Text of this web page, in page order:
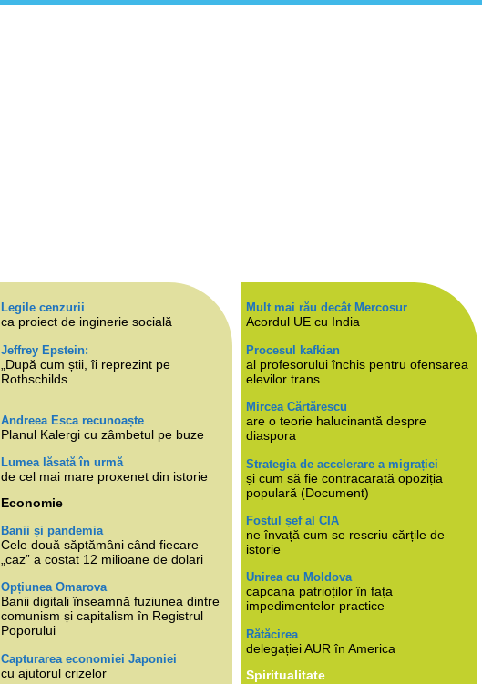
Legile cenzurii
ca proiect de inginerie socială
Jeffrey Epstein:
„După cum știi, îi reprezint pe
Rothschilds
Andreea Esca recunoaște
Planul Kalergi cu zâmbetul pe buze
Lumea lăsată în urmă
de cel mai mare proxenet din istorie
Economie
Banii și pandemia
Cele două săptămâni când fiecare
„caz” a costat 12 milioane de dolari
Opțiunea Omarova
Banii digitali înseamnă fuziunea dintre
comunism și capitalism în Registrul
Poporului
Capturarea economiei Japoniei
cu ajutorul crizelor
Mult mai rău decât Mercosur
Acordul UE cu India
Procesul kafkian
al profesorului închis pentru ofensarea
elevilor trans
Mircea Cărtărescu
are o teorie halucinantă despre
diaspora
Strategia de accelerare a migrației
și cum să fie contracarată opoziția
populară (Document)
Fostul șef al CIA
ne învață cum se rescriu cărțile de
istorie
Unirea cu Moldova
capcana patrioților în fața
impedimentelor practice
Rătăcirea
delegației AUR în America
Spiritualitate